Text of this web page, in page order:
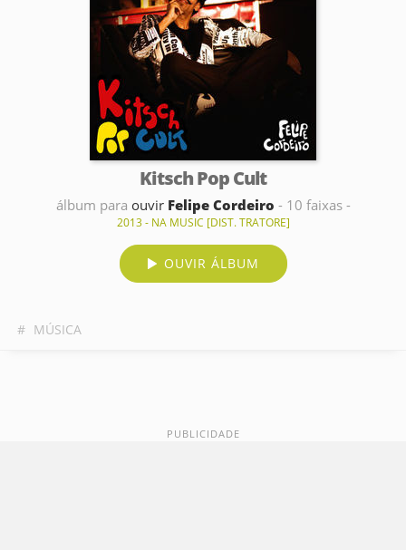
Kitsch Pop Cult
álbum para ouvir Felipe Cordeiro - 10 faixas -
2013 - NA MUSIC [DIST. TRATORE]
OUVIR ÁLBUM
# MÚSICA